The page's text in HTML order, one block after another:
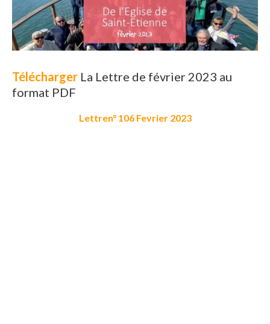
Télécharger La Lettre de février 2023 au
format PDF
Lettren° 106 Fevrier 2023